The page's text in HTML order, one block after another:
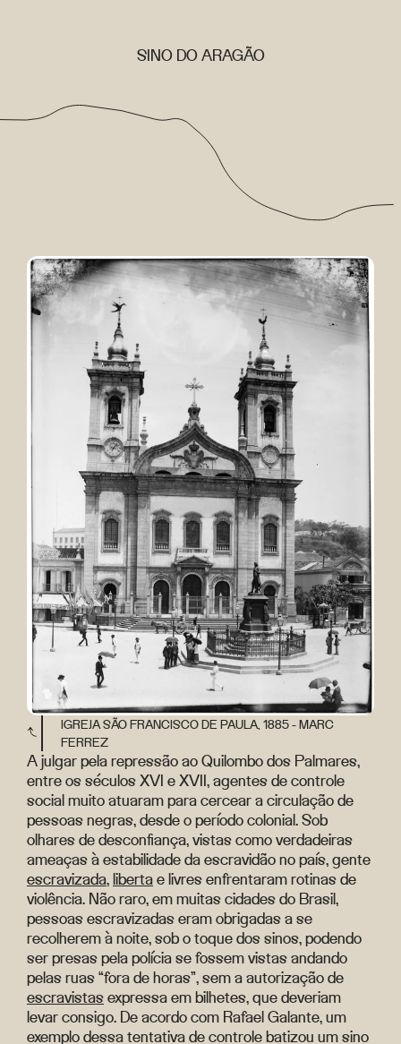
SINO DO ARAGÃO
IGREJA SÃO FRANCISCO DE PAULA, 1885 - MARC
FERREZ
A julgar pela repressão ao Quilombo dos Palmares,
entre os séculos XVI e XVII, agentes de controle
social muito atuaram para cercear a circulação de
pessoas negras, desde o período colonial. Sob
olhares de desconfiança, vistas como verdadeiras
ameaças à estabilidade da escravidão no país, gente
escravizada,libertae livres enfrentaram rotinas de
violência. Não raro, em muitas cidades do Brasil,
pessoas escravizadas eram obrigadas a se
recolherem à noite, sob o toque dos sinos, podendo
ser presas pela polícia se fossem vistas andando
pelas ruas “fora de horas”, sem a autorização de
escravistasexpressa em bilhetes, que deveriam
levar consigo. De acordo com Rafael Galante, um
exemplo dessa tentativa de controle batizou um sino